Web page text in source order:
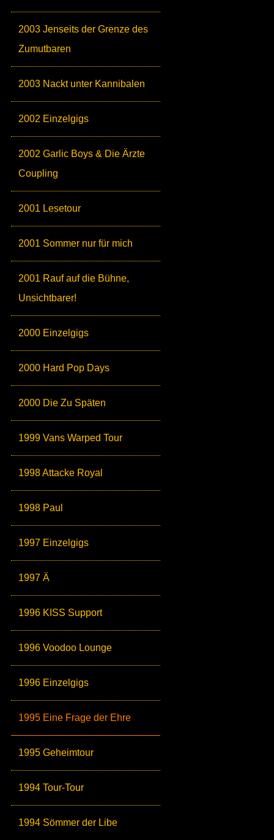
2003 Jenseits der Grenze des
Zumutbaren
2003 Nackt unter Kannibalen
2002 Einzelgigs
2002 Garlic Boys & Die Ärzte
Coupling
2001 Lesetour
2001 Sommer nur für mich
2001 Rauf auf die Bühne,
Unsichtbarer!
2000 Einzelgigs
2000 Hard Pop Days
2000 Die Zu Späten
1999 Vans Warped Tour
1998 Attacke Royal
1998 Paul
1997 Einzelgigs
1997 Ä
1996 KISS Support
1996 Voodoo Lounge
1996 Einzelgigs
1995 Eine Frage der Ehre
1995 Geheimtour
1994 Tour-Tour
1994 Sömmer der Libe